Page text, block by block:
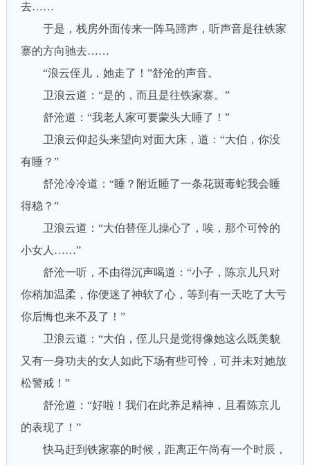
去……
于是，栈房外面传来一阵马蹄声，听声音是往铁家
寨的方向驰去……
“浪云侄儿，她走了！”舒沧的声音。
卫浪云道：“是的，而且是往铁家寨。”
舒沧道：“我老人家可要蒙头大睡了！”
卫浪云仰起头来望向对面大床，道：“大伯，你没
有睡？”
舒沧冷冷道：“睡？附近睡了一条花斑毒蛇我会睡
得稳？”
卫浪云道：“大伯替侄儿操心了，唉，那个可怜的
小女人……”
舒沧一听，不由得沉声喝道：“小子，陈京儿只对
你稍加温柔，你便迷了神软了心，等到有一天吃了大亏
你后悔也来不及了！”
卫浪云道：“大伯，侄儿只是觉得像她这么既美貌
又有一身功夫的女人如此下场有些可怜，可并未对她放
松警戒！”
舒沧道：“好啦！我们在此养足精神，且看陈京儿
的表现了！”
快马赶到铁家寨的时候，距离正午尚有一个时辰，